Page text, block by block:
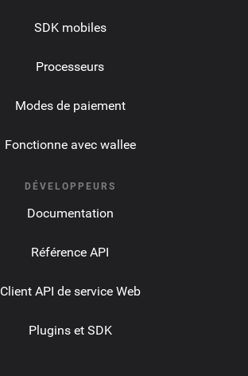
SDK mobiles
Processeurs
Modes de paiement
Fonctionne avec wallee
DÉVELOPPEURS
Documentation
Référence API
Client API de service Web
Plugins et SDK